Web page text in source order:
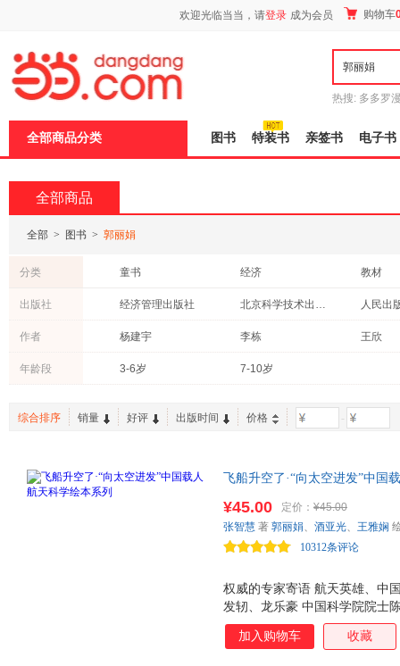
欢迎光临当当，请登录 成为会员 购物车
热搜: 多多罗
全部商品分类 图书 特装书 亲签书 电子书
全部商品
全部 > 图书 > 郭丽娟
分类 童书 经济
教材
社会科学
工业技术
考试
外语
建筑
成功/励志
其他
出版社 经济管理出版社 北京科学技术出版社
人民出
清华大学出版社
经济科
青海人民出版社
群众出版社
云南教育出版社
东方出
燕山大学出版社
北京工业大学出版社
作者 杨建宇 李栋
王欣
许燕
吴磊
刘伟
陈星星
年龄段 3-6岁 7-10岁
综合排序 销量 好评 出版时间 价格 -
飞船升空了·“向太空进发”中
院士钟山、戚发轫、龙乐豪，
语！
权威的专家寄语 航天英雄、中
发轫、龙乐豪 中国科学院院士
三大载人航天场景 揭秘航天员
站太空生活。 关键的航天知识
¥45.00 定价： ¥45.00
10312条评论
张智慧 著 郭丽娟、 酒亚光、 王雅娴
加入购物车 收藏
页
加